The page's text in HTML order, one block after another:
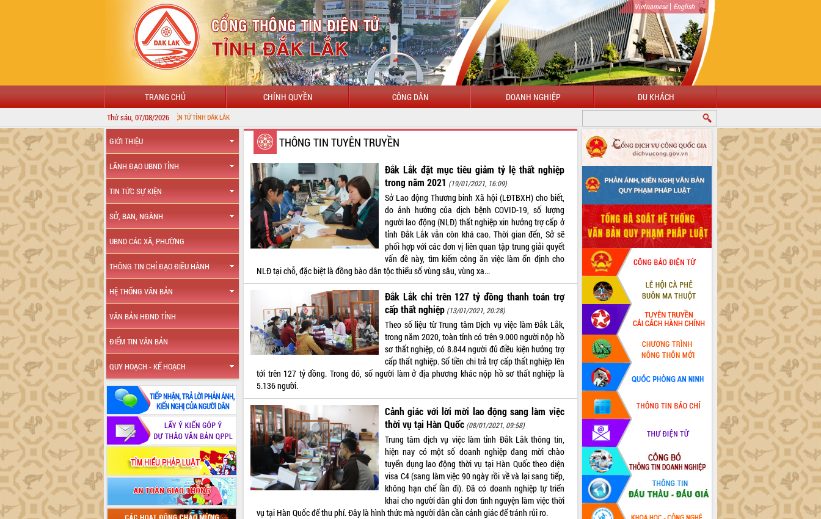
Vietnamese| English
TRANG CHỦ CHÍNH QUYỀN CÔNG DÂN DOANH NGHIỆP DU KHÁCH
Thứ sáu, 07/08/2026
CHÀO MỪNG ĐẾN VỚI CỔNG THÔNG TIN ĐIỆN TỬ TỈNH ĐẮK LẮK
GIỚI THIỆU
LÃNH ĐẠO UBND TỈNH
TIN TỨC SỰ KIỆN
SỞ, BAN, NGÀNH
UBND CÁC XÃ, PHƯỜNG
THÔNG TIN CHỈ ĐẠO ĐIỀU HÀNH
HỆ THỐNG VĂN BẢN
VĂN BẢN HĐND TỈNH
ĐIỂM TIN VĂN BẢN
QUY HOẠCH - KẾ HOẠCH
THÔNG TIN TUYÊN TRUYỀN
Đắk Lắk đặt mục tiêu giảm tỷ lệ thất nghiệp
trong năm 2021 (19/01/2021, 16:09)
Sở Lao động Thương binh Xã hội (LĐTBXH) cho biết,
do ảnh hưởng của dịch bệnh COVID-19, số lượng
người lao động (NLĐ) thất nghiệp xin hưởng trợ cấp ở
tỉnh Đắk Lắk vẫn còn khá cao. Thời gian đến, Sở sẽ
phối hợp với các đơn vị liên quan tập trung giải quyết
vấn đề này, tìm kiếm công ăn việc làm ổn định cho
NLĐ tại chỗ, đặc biệt là đồng bào dân tộc thiểu số vùng sâu, vùng xa...
Đắk Lắk chi trên 127 tỷ đồng thanh toán trợ
cấp thất nghiệp (13/01/2021, 20:28)
Theo số liệu từ Trung tâm Dịch vụ việc làm Đắk Lắk,
trong năm 2020, toàn tỉnh có trên 9.000 người nộp hồ
sơ thất nghiệp, có 8.844 người đủ điều kiện hưởng trợ
cấp thất nghiệp. Số tiền chi trả trợ cấp thất nghiệp lên
tới trên 127 tỷ đồng. Trong đó, số người làm ở địa phương khác nộp hồ sơ thất nghiệp là
5.136 người.
Cảnh giác với lời mời lao động sang làm việc
thời vụ tại Hàn Quốc (08/01/2021, 09:58)
Trung tâm dịch vụ việc làm tỉnh Đắk Lắk thông tin,
hiện nay có một số doanh nghiệp đang mời chào
tuyển dụng lao động thời vụ tại Hàn Quốc theo diện
visa C4 (sang làm việc 90 ngày rồi về và lại sang tiếp,
không hạn chế lần đi). Đã có doanh nghiệp tự triển
khai cho người dân ghi đơn tình nguyện làm việc thời
vụ tại Hàn Quốc để thu phí. Đây là hình thức mà người dân cần cảnh giác để tránh rủi ro.